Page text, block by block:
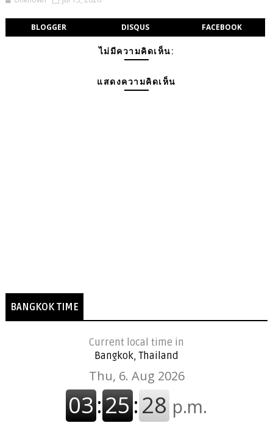
BLOGGER DISQUS FACEBOOK
ไม่มีความคิดเห็น:
แสดงความคิดเห็น
BANGKOK TIME
Current local time in
Bangkok, Thailand